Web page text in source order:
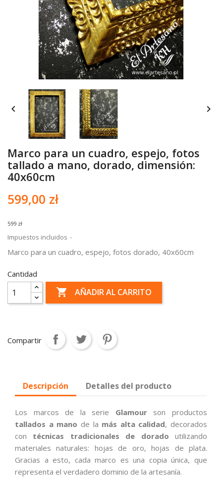
 
Marco para un cuadro, espejo, fotos
tallado a mano, dorado, dimensión:
40x60cm
599,00 zł
599 zł
Impuestos incluidos
Marco para un cuadro, espejo, fotos dorado, 40x60cm
Cantidad
 AÑADIR AL CARRITO
Compartir
Descripción Detalles del producto
Los marcos de la serie Glamourson productos
tallados a mano de la más alta calidad, decorados
con técnicas tradicionales de dorado utilizando
materiales naturales: hojas de oro, hojas de plata.
Gracias a esto, cada marco es una copia única, que
representa el verdadero dominio de la artesanía.